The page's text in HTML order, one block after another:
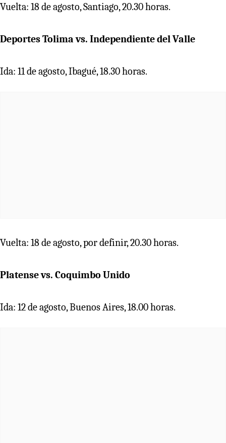
Vuelta: 18 de agosto, Santiago, 20.30 horas.
Deportes Tolima vs. Independiente del Valle
Ida: 11 de agosto, Ibagué, 18.30 horas.
Vuelta: 18 de agosto, por definir, 20.30 horas.
Platense vs. Coquimbo Unido
Ida: 12 de agosto, Buenos Aires, 18.00 horas.